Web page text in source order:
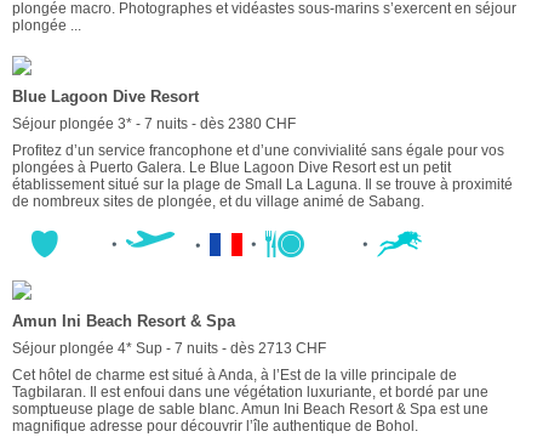
plongée macro. Photographes et vidéastes sous-marins s’exercent en séjour
plongée ...
Blue Lagoon Dive Resort
Séjour plongée 3* - 7 nuits - dès 2380 CHF
Profitez d’un service francophone et d’une convivialité sans égale pour vos
plongées à Puerto Galera. Le Blue Lagoon Dive Resort est un petit
établissement situé sur la plage de Small La Laguna. Il se trouve à proximité
de nombreux sites de plongée, et du village animé de Sabang.
Amun Ini Beach Resort & Spa
Séjour plongée 4* Sup - 7 nuits - dès 2713 CHF
Cet hôtel de charme est situé à Anda, à l’Est de la ville principale de
Tagbilaran. Il est enfoui dans une végétation luxuriante, et bordé par une
somptueuse plage de sable blanc. Amun Ini Beach Resort & Spa est une
magnifique adresse pour découvrir l’île authentique de Bohol.